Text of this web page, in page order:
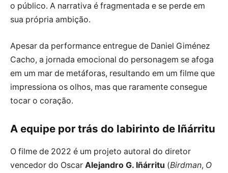
o público. A narrativa é fragmentada e se perde em
sua própria ambição.
Apesar da performance entregue de Daniel Giménez
Cacho, a jornada emocional do personagem se afoga
em um mar de metáforas, resultando em um filme que
impressiona os olhos, mas que raramente consegue
tocar o coração.
A equipe por trás do labirinto de Iñárritu
O filme de 2022 é um projeto autoral do diretor
vencedor do Oscar Alejandro G. Iñárritu (Birdman, O